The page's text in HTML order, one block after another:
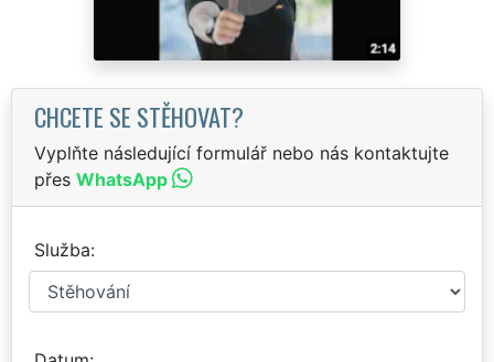
CHCETE SE STĚHOVAT?
Vyplňte následující formulář nebo nás kontaktujte
přes WhatsApp
Služba